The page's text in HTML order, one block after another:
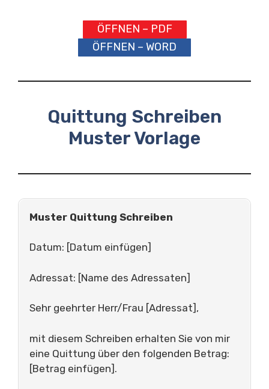
ÖFFNEN – PDF
ÖFFNEN – WORD
Quittung Schreiben
Muster Vorlage
Muster Quittung Schreiben
Datum: [Datum einfügen]
Adressat: [Name des Adressaten]
Sehr geehrter Herr/Frau [Adressat],
mit diesem Schreiben erhalten Sie von mir
eine Quittung über den folgenden Betrag:
[Betrag einfügen].